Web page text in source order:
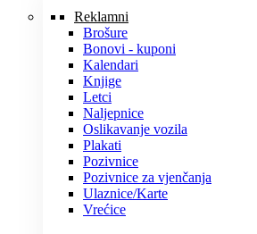
Reklamni
Brošure
Bonovi - kuponi
Kalendari
Knjige
Letci
Naljepnice
Oslikavanje vozila
Plakati
Pozivnice
Pozivnice za vjenčanja
Ulaznice/Karte
Vrećice